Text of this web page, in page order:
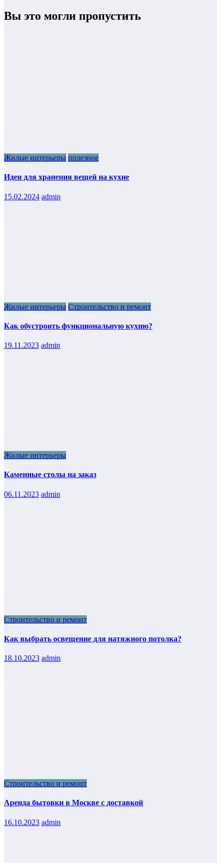
Вы это могли пропустить
Жилые интерьеры полезное
Идеи для хранения вещей на кухне
15.02.2024 admin
Жилые интерьеры Строительство и ремонт
Как обустроить функциональную кухню?
19.11.2023 admin
Жилые интерьеры
Каменные столы на заказ
06.11.2023 admin
Строительство и ремонт
Как выбрать освещение для натяжного потолка?
18.10.2023 admin
Строительство и ремонт
Аренда бытовки в Москве с доставкой
16.10.2023 admin